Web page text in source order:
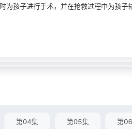
为孩子进行手术，并在抢救过程中为孩子
第04集 第05集 第